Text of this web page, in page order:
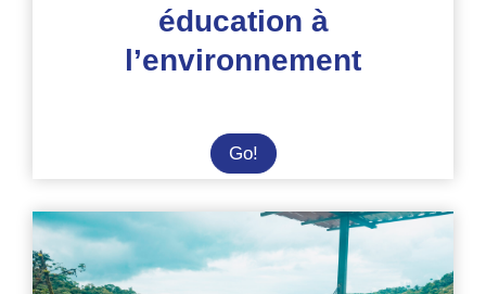
éducation à
l’environnement
Go!Afrique
du
éducation